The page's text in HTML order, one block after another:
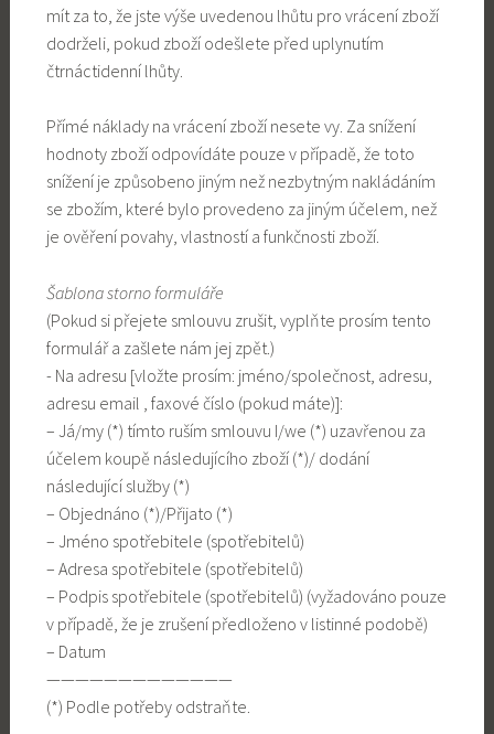
mít za to, že jste výše uvedenou lhůtu pro vrácení zboží
dodrželi, pokud zboží odešlete před uplynutím
čtrnáctidenní lhůty.
Přímé náklady na vrácení zboží nesete vy. Za snížení
hodnoty zboží odpovídáte pouze v případě, že toto
snížení je způsobeno jiným než nezbytným nakládáním
se zbožím, které bylo provedeno za jiným účelem, než
je ověření povahy, vlastností a funkčnosti zboží.
Šablona storno formuláře
(Pokud si přejete smlouvu zrušit, vyplňte prosím tento
formulář a zašlete nám jej zpět.)
- Na adresu [vložte prosím: jméno/společnost, adresu,
adresu email , faxové číslo (pokud máte)]:
– Já/my (*) tímto ruším smlouvu I/we (*) uzavřenou za
účelem koupě následujícího zboží (*)/ dodání
následující služby (*)
– Objednáno (*)/Přijato (*)
– Jméno spotřebitele (spotřebitelů)
– Adresa spotřebitele (spotřebitelů)
– Podpis spotřebitele (spotřebitelů) (vyžadováno pouze
v případě, že je zrušení předloženo v listinné podobě)
– Datum
—————————————
(*) Podle potřeby odstraňte.